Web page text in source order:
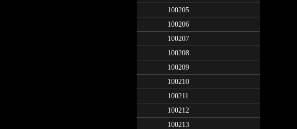
100205
100206
100207
100208
100209
100210
100211
100212
100213